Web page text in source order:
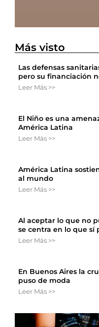
Más visto
Las defensas
pero su financiación
Leer Más >>
El Niño es una
América Latina
Leer Más >>
América Latina
al mundo
Leer Más >>
Al aceptar lo que no
se centra en lo que sí
Leer Más >>
En Buenos Aires la
puso de moda
Leer Más >>